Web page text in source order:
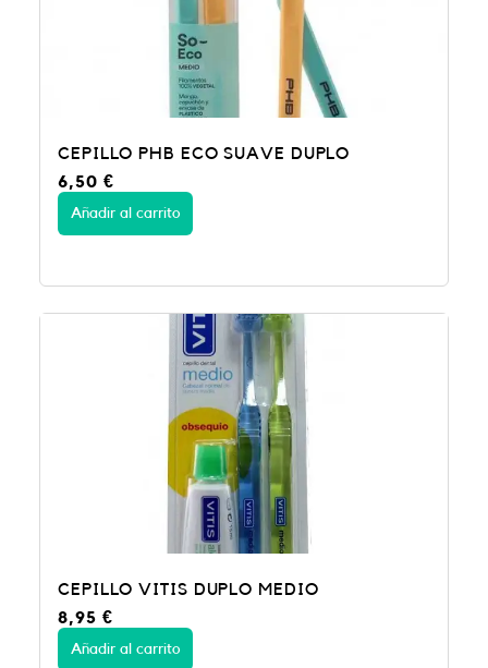
CEPILLO PHB ECO SUAVE DUPLO
6,50 €
Añadir al carrito
CEPILLO VITIS DUPLO MEDIO
8,95 €
Añadir al carrito